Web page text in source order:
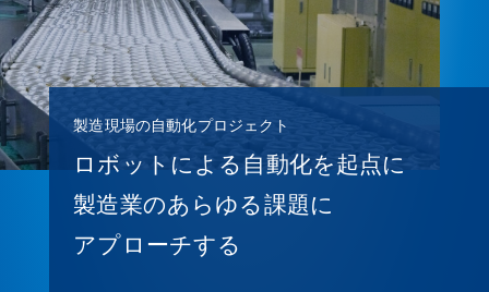
製造現場の自動化プロジェクト
ロボットによる自動化を起点に
製造業のあらゆる課題に
アプローチする